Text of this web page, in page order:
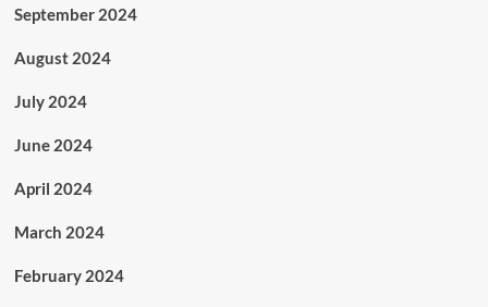
September 2024
August 2024
July 2024
June 2024
April 2024
March 2024
February 2024